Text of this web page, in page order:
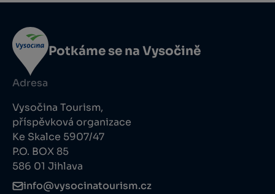
Potkáme se na Vysočině
Adresa
Vysočina Tourism,
příspěvková organizace
Ke Skalce 5907/47
P.O. BOX 85
586 01 Jihlava
info@vysocinatourism.cz